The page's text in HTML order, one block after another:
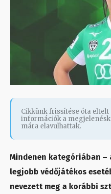
Cikkünk frissítése óta eltelt
információk a
mára elavulhattak.
Mindenen kategóriában –
legjobb védőjátékos
nevezett meg a korábbi